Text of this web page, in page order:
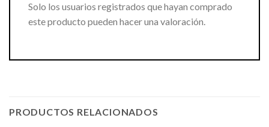
Solo los usuarios registrados que hayan comprado
este producto pueden hacer una valoración.
PRODUCTOS RELACIONADOS